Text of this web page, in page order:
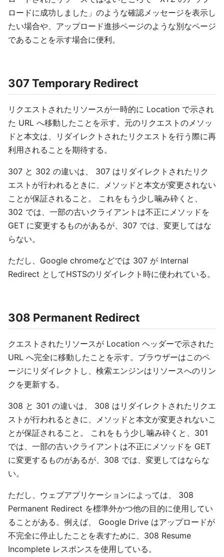
ロードに成功しました」のような確認メッセージを表示し
たい場合や、アップロード進捗ページのような別なページ
であることを示す場合に便利。
307 Temporary Redirect
リクエストされたリソースが一時的に Location で示され
た URL へ移動したことを示す。元のリクエストのメソッ
ドと本文は、リダイレクトされたリクエストを行う際に再
利用されることを期待する。
307 と 302 の違いは、 307 はリダイレクトされたリク
エストが行われるときに、メソッドと本文が変更されない
ことが保証されること。 これをもう少し噛み砕くと、
302 では、一部の古いクライアントは不正にメソッドを
GET に変更するものがあるが、307 では、変更してはな
らない。
ただし、Google chromeなどでは 307 が Internal
Redirect としてHSTSのリダイレクト時に使われている。
308 Permanent Redirect
クエストされたリソースが Location ヘッダーで示された
URL へ完全に移動したことを示す。ブラウザーはこのペ
ージにリダイレクトし、検索エンジンはリソースへのリン
クを更新する。
308 と 301 の違いは、 308 はリダイレクトされたリクエ
ストが行われるときに、メソッドと本文が変更されないこ
とが保証されること。 これをもう少し噛み砕くと、301
では、一部の古いクライアントは不正にメソッドを GET
に変更するものがあるが、308 では、変更してはならな
い。
ただし、ウェブアプリケーションによっては、 308
Permanent Redirect を標準外かつ他の目的に使用してい
ることがある。例えば、 Google Drive はアップロードが
不完全に停止したことを表すために、308 Resume
Incomplete レスポンスを使用している。